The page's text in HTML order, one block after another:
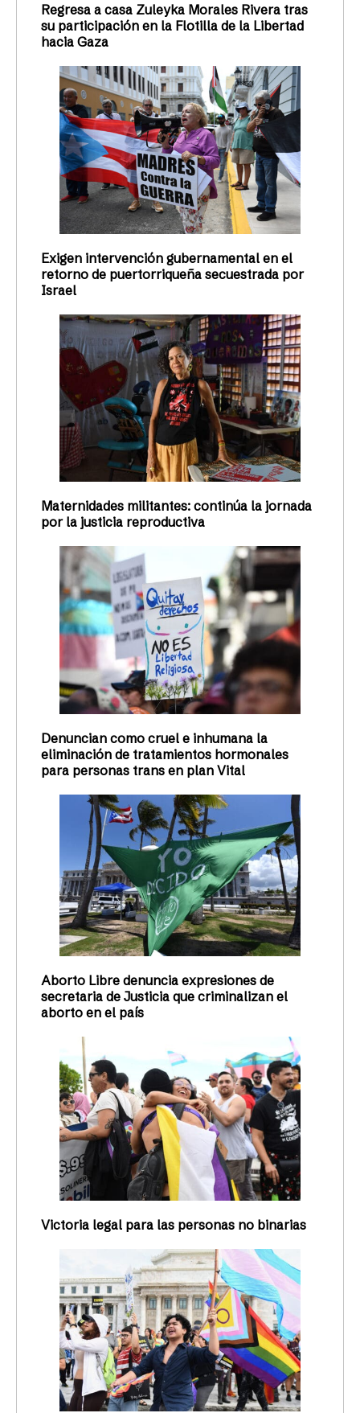
Regresa a casa Zuleyka Morales Rivera tras
su participación en la Flotilla de la Libertad
hacia Gaza
Exigen intervención gubernamental en el
retorno de puertorriqueña secuestrada por
Israel
Maternidades militantes: continúa la jornada
por la justicia reproductiva
Denuncian como cruel e inhumana la
eliminación de tratamientos hormonales
para personas trans en plan Vital
Aborto Libre denuncia expresiones de
secretaria de Justicia que criminalizan el
aborto en el país
Victoria legal para las personas no binarias